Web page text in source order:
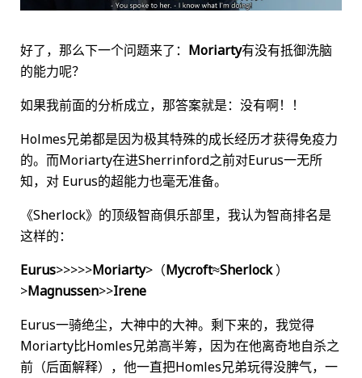
好了，那么下一个问题来了： Moriarty有没有抵御洗脑
的能力呢？
如果我前面的分析成立，那答案就是：没有啊！！
Holmes兄弟都是因为极其特殊的成长经历才获得免疫力
的。而Moriarty在进Sherrinford之前对Eurus一无所
知，对 Eurus的超能力也毫无准备。
《Sherlock》的顶级智商俱乐部里，我认为智商排名是
这样的：
Eurus>>>>>Moriarty>（Mycroft≈Sherlock）
>Magnussen>>Irene
Eurus一骑绝尘，大神中的大神。剩下来的，我觉得
Moriarty比Homles兄弟高半筹，因为在他离奇地自杀之
前（后面解释），他一直把Homles兄弟玩得没脾气，一